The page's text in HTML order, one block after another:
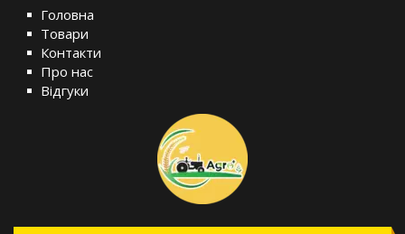
Головна
Товари
Контакти
Про нас
Відгуки